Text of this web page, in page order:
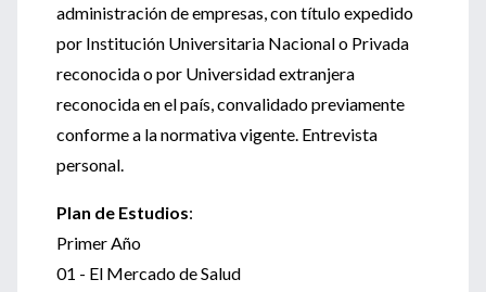
administración de empresas, con título expedido
por Institución Universitaria Nacional o Privada
reconocida o por Universidad extranjera
reconocida en el país, convalidado previamente
conforme a la normativa vigente. Entrevista
personal.
Plan de Estudios:
Primer Año
01 - El Mercado de Salud